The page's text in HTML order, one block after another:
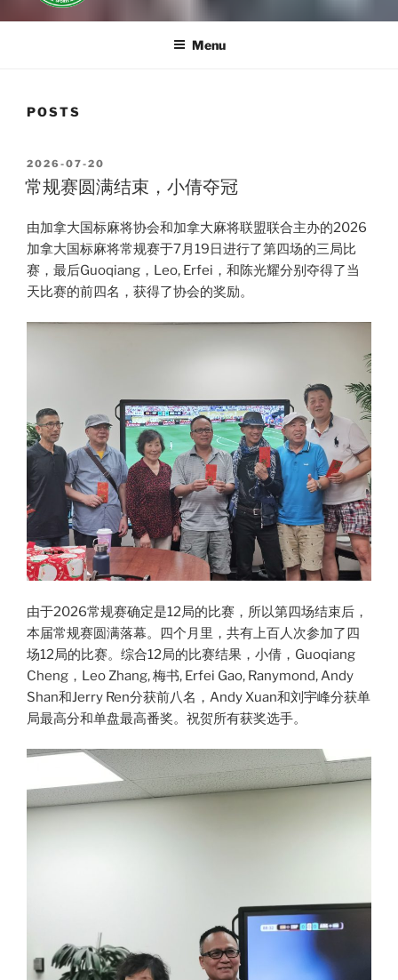
Menu
POSTS
POSTED
ON
2026-07-20
常规赛圆满结束，小倩夺冠
由加拿大国标麻将协会和加拿大麻将联盟联合主办的2026
加拿大国标麻将常规赛于7月19日进行了第四场的三局比
赛，最后Guoqiang，Leo, Erfei，和陈光耀分别夺得了当
天比赛的前四名，获得了协会的奖励。
由于2026常规赛确定是12局的比赛，所以第四场结束后，
本届常规赛圆满落幕。四个月里，共有上百人次参加了四
场12局的比赛。综合12局的比赛结果，小倩，Guoqiang
Cheng，Leo Zhang, 梅书, Erfei Gao, Ranymond, Andy
Shan和Jerry Ren分获前八名，Andy Xuan和刘宇峰分获单
局最高分和单盘最高番奖。祝贺所有获奖选手。